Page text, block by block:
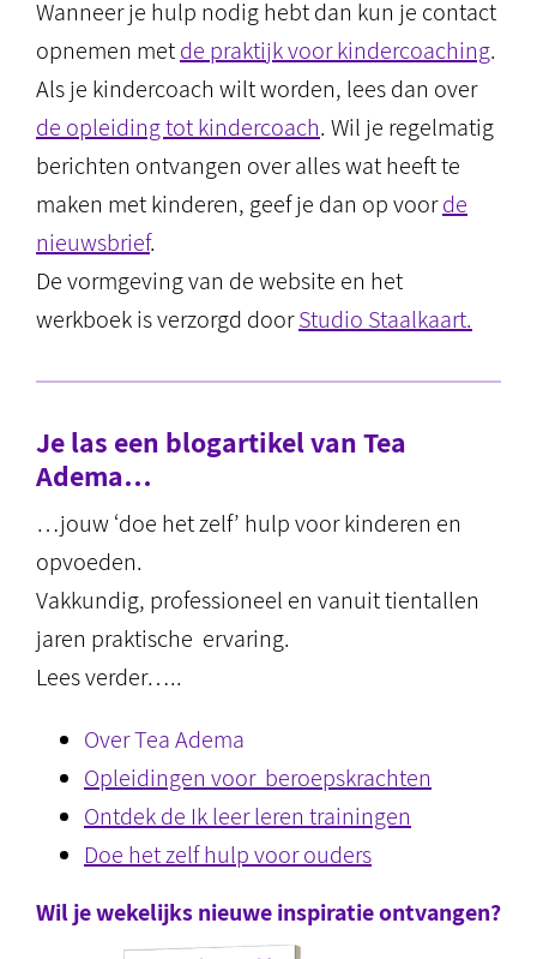
Wanneer je hulp nodig hebt dan kun je contact
opnemen metde praktijk voor kindercoaching.
Als je kindercoach wilt worden, lees dan over
de opleiding tot kindercoach. Wil je regelmatig
berichten ontvangen over alles wat heeft te
maken met kinderen, geef je dan op voorde
nieuwsbrief.
De vormgeving van de website en het
werkboek is verzorgd doorStudio Staalkaart.
Je las een blogartikel van Tea
Adema…
…jouw ‘doe het zelf’ hulp voor kinderen en
opvoeden.
Vakkundig, professioneel en vanuit tientallen
jaren praktische ervaring.
Lees verder…..
Over Tea Adema
Opleidingen voor beroepskrachten
Ontdek de Ik leer leren trainingen
Doe het zelf hulp voor ouders
Wil je wekelijks nieuwe inspiratie ontvangen?